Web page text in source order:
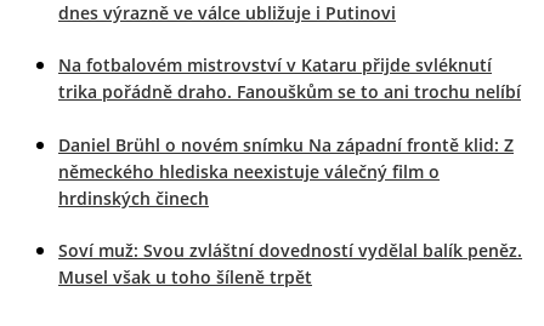
dnes výrazně ve válce ubližuje i Putinovi
Na fotbalovém mistrovství v Kataru přijde svléknutí
trika pořádně draho. Fanouškům se to ani trochu nelíbí
Daniel Brühl o novém snímku Na západní frontě klid: Z
německého hlediska neexistuje válečný film o
hrdinských činech
Soví muž: Svou zvláštní dovedností vydělal balík peněz.
Musel však u toho šíleně trpět